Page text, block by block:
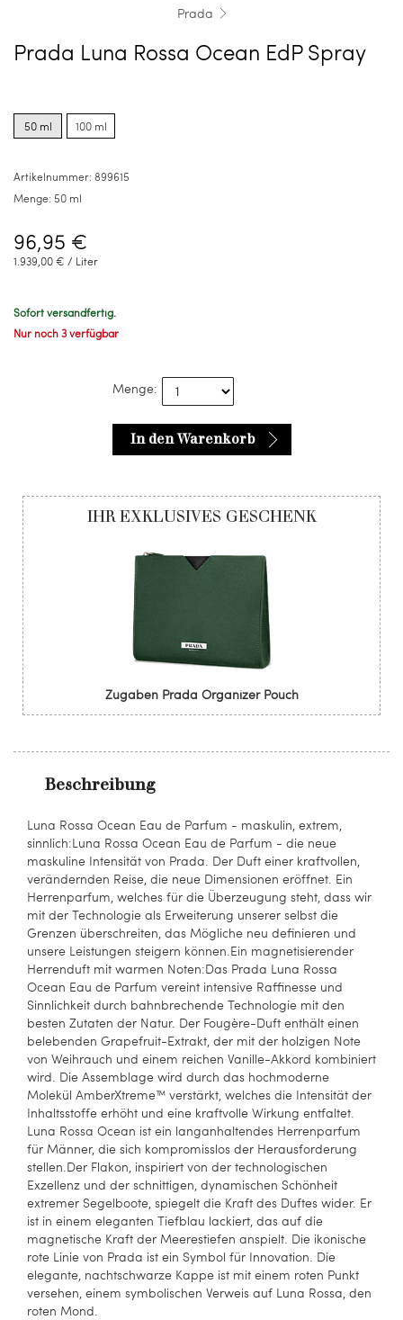
Prada
Prada Luna Rossa Ocean EdP Spray
options
for50 ml
options
for
100 ml
Artikelnummer: 899615
Menge: 50 ml
96,95 €
1.939,00 € / Liter
Sofort versandfertig.
Nur noch 3 verfügbar
Menge:
In den Warenkorb
Beschreibung
Luna Rossa Ocean Eau de Parfum - maskulin, extrem,
sinnlich:Luna Rossa Ocean Eau de Parfum - die neue
maskuline Intensität von Prada. Der Duft einer kraftvollen,
verändernden Reise, die neue Dimensionen eröffnet. Ein
Herrenparfum, welches für die Überzeugung steht, dass wir
mit der Technologie als Erweiterung unserer selbst die
Grenzen überschreiten, das Mögliche neu definieren und
unsere Leistungen steigern können.Ein magnetisierender
Herrenduft mit warmen Noten:Das Prada Luna Rossa
Ocean Eau de Parfum vereint intensive Raffinesse und
Sinnlichkeit durch bahnbrechende Technologie mit den
besten Zutaten der Natur. Der Fougère-Duft enthält einen
belebenden Grapefruit-Extrakt, der mit der holzigen Note
von Weihrauch und einem reichen Vanille-Akkord kombiniert
wird. Die Assemblage wird durch das hochmoderne
Molekül AmberXtreme™ verstärkt, welches die Intensität der
Inhaltsstoffe erhöht und eine kraftvolle Wirkung entfaltet.
Luna Rossa Ocean ist ein langanhaltendes Herrenparfum
für Männer, die sich kompromisslos der Herausforderung
stellen.Der Flakon, inspiriert von der technologischen
Exzellenz und der schnittigen, dynamischen Schönheit
extremer Segelboote, spiegelt die Kraft des Duftes wider. Er
ist in einem eleganten Tiefblau lackiert, das auf die
magnetische Kraft der Meerestiefen anspielt. Die ikonische
rote Linie von Prada ist ein Symbol für Innovation. Die
elegante, nachtschwarze Kappe ist mit einem roten Punkt
versehen, einem symbolischen Verweis auf Luna Rossa, den
roten Mond.
IHR EXKLUSIVES GESCHENK
Zugaben Prada Organizer Pouch